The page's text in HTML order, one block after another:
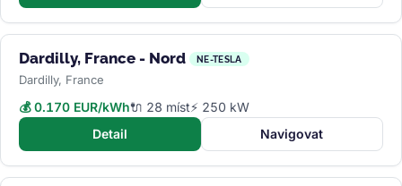
Dardilly, France - Nord NE-TESLA
Dardilly, France
💰 0.170 EUR/kWh🔌 28 míst⚡ 250 kW
Detail
Navigovat